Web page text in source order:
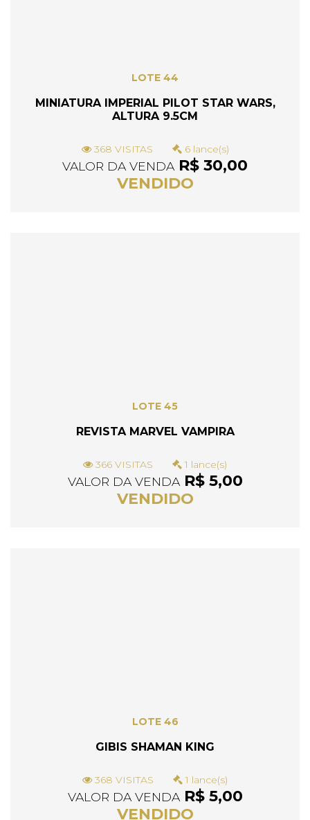
LOTE 44
MINIATURA IMPERIAL PILOT STAR WARS,
ALTURA 9.5CM
368 VISITAS 6 lance(s)
VALOR DA VENDAR$ 30,00
VENDIDO
LOTE 45
REVISTA MARVEL VAMPIRA
366 VISITAS 1 lance(s)
VALOR DA VENDAR$ 5,00
VENDIDO
LOTE 46
GIBIS SHAMAN KING
368 VISITAS 1 lance(s)
VALOR DA VENDAR$ 5,00
VENDIDO